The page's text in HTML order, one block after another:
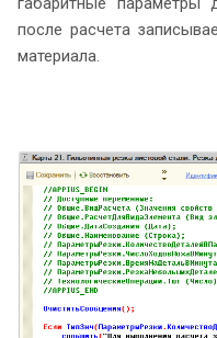
после расчета
материала.